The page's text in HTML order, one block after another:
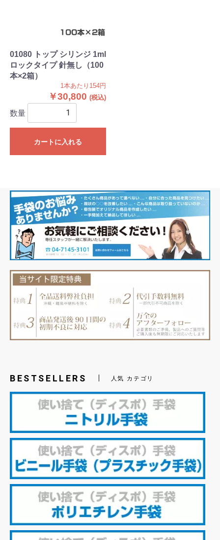
01080 トップ シリンジ 1ml
ロックタイプ 針無し（100
本×2箱）
1本あたり154円
￥30,800
数量
カートに入れる
BESTSELLERS 人気 カテゴリ